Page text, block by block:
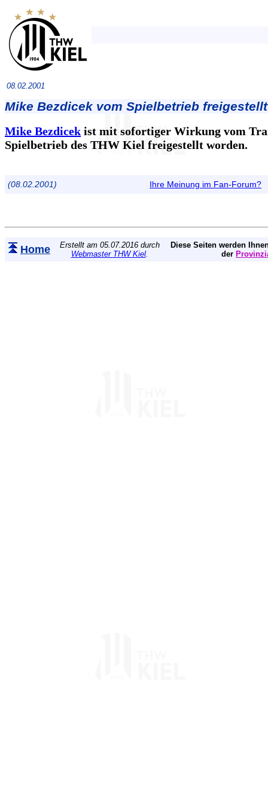
08.02.2001
Mike Bezdicek vom Spielbetrieb freigestellt
Mike Bezdicek ist mit sofortiger Wirkung vom
Spielbetrieb des THW Kiel freigestellt worden.
(08.02.2001) Ihre Meinung im Fan-Forum?
Home
Erstellt am 05.07.2016 durch
Webmaster THW Kiel.
Diese Seiten werden
der